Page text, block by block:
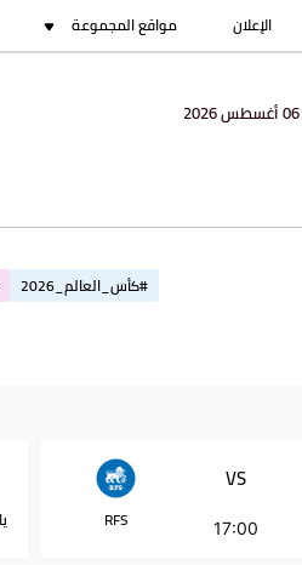
الإعلان مواقع المجموعة
#كأس_العالم_2026
VS
17:00
RFS